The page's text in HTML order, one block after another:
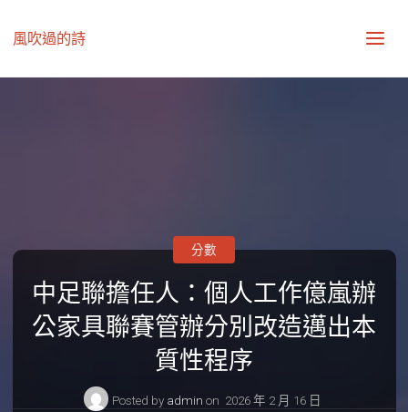
風吹過的詩
中足聯擔任人：個人工作億嵐辦
公家具聯賽管辦分別改造邁出本
質性程序
Posted by admin on 2026 年 2 月 16 日
分數